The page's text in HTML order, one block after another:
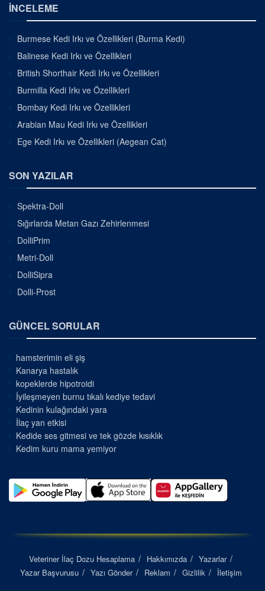
İNCELEME
Burmese Kedi Irkı ve Özellikleri (Burma Kedi)
Balinese Kedi Irkı ve Özellikleri
British Shorthair Kedi Irkı ve Özellikleri
Burmilla Kedi Irkı ve Özellikleri
Bombay Kedi Irkı ve Özellikleri
Arabian Mau Kedi Irkı ve Özellikleri
Ege Kedi Irkı ve Özellikleri (Aegean Cat)
SON YAZILAR
Spektra-Doll
Sığırlarda Metan Gazı Zehirlenmesi
DolliPrim
Metri-Doll
DolliSipra
Dolli-Prost
GÜNCEL SORULAR
hamsterimin eli şiş
Kanarya hastalık
kopeklerde hipotroidi
İyileşmeyen burnu tıkalı kediye tedavi
Kedinin kulağındaki yara
İlaç yan etkisi
Kedide ses gitmesi ve tek gözde kısıklık
Kedim kuru mama yemiyor
Veteriner İlaç Dozu Hesaplama Hakkımızda
Yazarlar
Yazar Başvurusu
Yazı Gönder Reklam Gizlilik İletişim